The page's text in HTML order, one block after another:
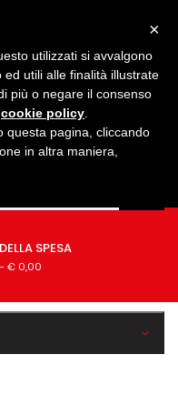
SPESA
- € 0,00
×
utilizzati si avvalgono
utili alle finalità illustrate
più o negare il consenso
cookie policy
questa pagina, cliccando
in altra maniera,